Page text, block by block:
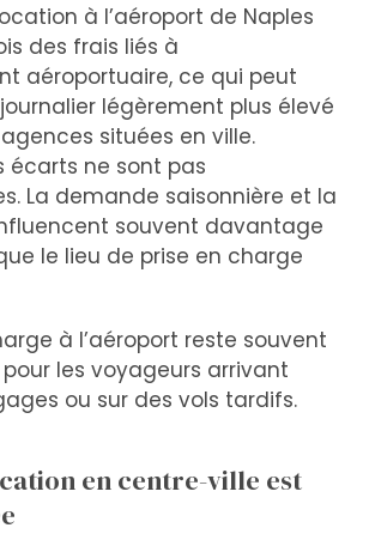
à l’aéroport de Naples
des frais liés à
aéroportuaire, ce qui peut
légèrement plus élevé
situées en ville.
écarts ne sont pas
La demande saisonnière et la
souvent davantage
le lieu de prise en charge
à l’aéroport reste souvent
les voyageurs arrivant
ou sur des vols tardifs.
en centre-ville est